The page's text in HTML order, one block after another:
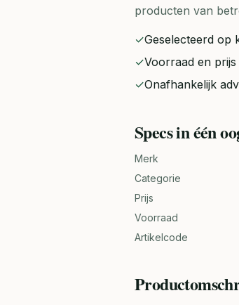
producten van
✓Geselecteerd op
✓Voorraad en
✓Onafhankelijk
Specs in één
Merk
Categorie
Prijs
Voorraad
Artikelcode